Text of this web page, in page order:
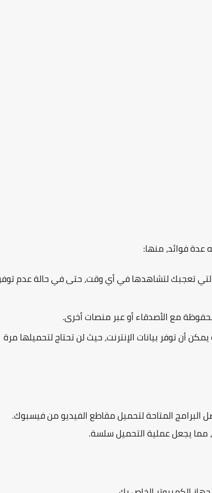
فوائد، منها:
تعجبك لتشاهدها في أي وقت، حتى في حالة عدم
مع الأصدقاء أو عبر منصات أخرى.
أن توفر بيانات الإنترنت، حيث لن تحتاج لتحميلها مرة
البرامج المتاحة لتحميل مقاطع الفيديو من فيسبوك.
مما يجعل عملية التحميل سلسة.